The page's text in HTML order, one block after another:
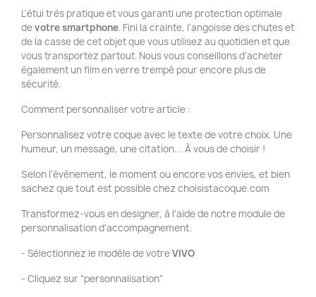
L'étui très pratique et vous garanti une protection optimale
devotre smartphone. Fini la crainte, l'angoisse des chutes et
de la casse de cet objet que vous utilisez au quotidien et que
vous transportez partout. Nous vous conseillons d'acheter
également un film en verre trempé pour encore plus de
sécurité.
Comment personnaliser votre article :
Personnalisez votre coque avec le texte de votre choix. Une
humeur, un message, une citation... À vous de choisir !
Selon l'évènement, le moment ou encore vos envies, et bien
sachez que tout est possible chez choisistacoque.com
Transformez-vous en designer, à l'aide de notre module de
personnalisation d'accompagnement.
- Sélectionnez le modèle de votreVIVO
- Cliquez sur "personnalisation"